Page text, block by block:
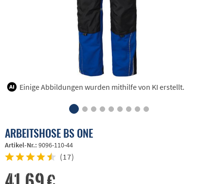
Einige Abbildungen wurden mithilfe von KI erstellt.
ARBEITSHOSE BS ONE
Artikel-Nr.: 9096-110-44
(17)